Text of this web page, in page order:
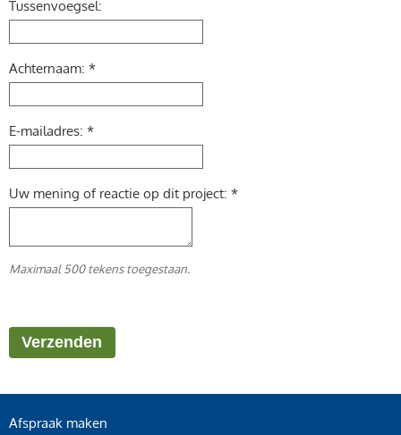
Tussenvoegsel:
Achternaam: *
E-mailadres: *
Uw mening of reactie op dit project: *
Maximaal 500 tekens toegestaan.
Afspraak maken